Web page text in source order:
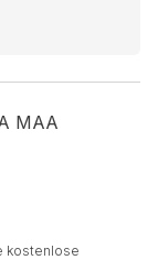
MAA
kostenlose